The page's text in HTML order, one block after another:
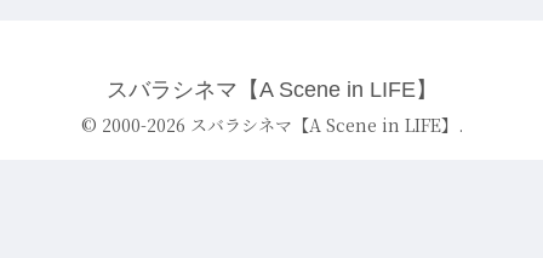
スバラシネマ【A Scene in LIFE】
© 2000-2026 スバラシネマ【A Scene in LIFE】.